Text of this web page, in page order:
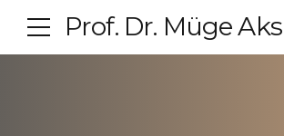
Prof. Dr. Müge